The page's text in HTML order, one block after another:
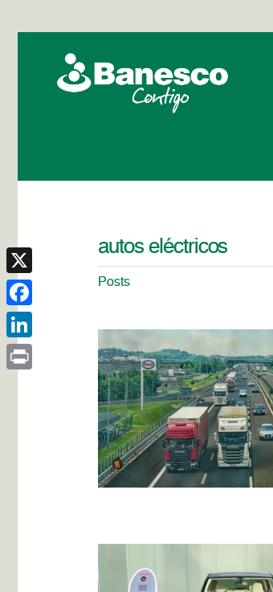
autos eléctricos
Posts
X
Facebook
LinkedIn